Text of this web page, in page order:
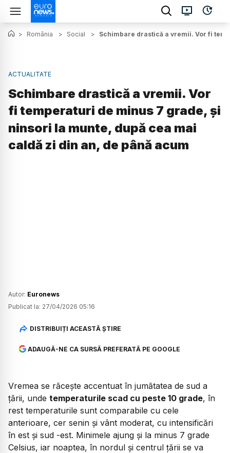
> România > Social > Schimbare drastică a vremii. Vor fi
ACTUALITATE
Schimbare drastică a vremii. Vor
fi temperaturi de minus 7 grade, și
ninsori la munte, după cea mai
caldă zi din an, de până acum
Autor: Euronews
Publicat la: 27/04/2026 05:16
DISTRIBUIȚI ACEASTĂ ȘTIRE
ADAUGĂ-NE CA SURSĂ PREFERATĂ PE GOOGLE
Vremea se răcește accentuat în jumătatea de sud a
țării, unde temperaturile scad cu peste 10 grade, în
rest temperaturile sunt comparabile cu cele
anterioare, cer senin și vânt moderat, cu intensificări
în est și sud -est. Minimele ajung și la minus 7 grade
Celsius, iar noaptea, în nordul și centrul țării se va